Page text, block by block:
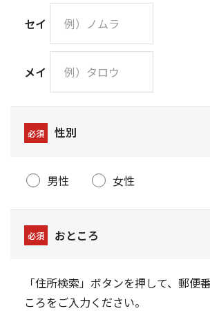
セイ
メイ
必須 性別
男性 女性
必須 おところ
「住所検索」ボタンを押して、郵便
ころをご入力ください。